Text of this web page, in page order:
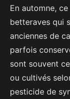
En automne,
betteraves qui
anciennes de
parfois
sont souvent
ou cultivés
pesticide de